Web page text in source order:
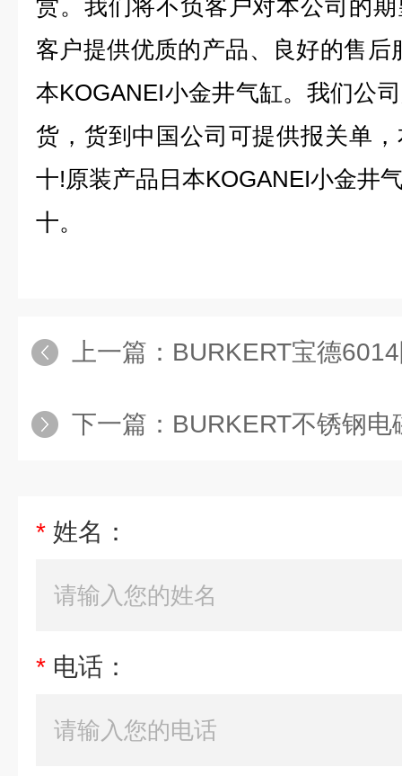
赏。我们将不负客户对本公司的
客户提供优质的产品、良好的售
本KOGANEI小金井气缸。我们公
货，货到中国公司可提供报关单
十!原装产品日本KOGANEI小金井
十。
上一篇： BURKERT宝德6014防
下一篇： BURKERT不锈钢
* 姓名：
* 电话：